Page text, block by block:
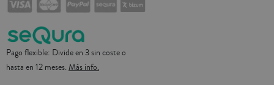
Pago flexible: Divide en 3 sin coste o
hasta en 12 meses. Más info.